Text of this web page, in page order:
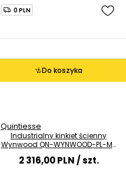
Do koszyka
0 PLN
Quintiesse
Industrialny kinkiet ścienny
Wynwood QN-WYNWOOD-PL-M-
UBZ do salonu czarny
2 316,00 PLN/ szt.